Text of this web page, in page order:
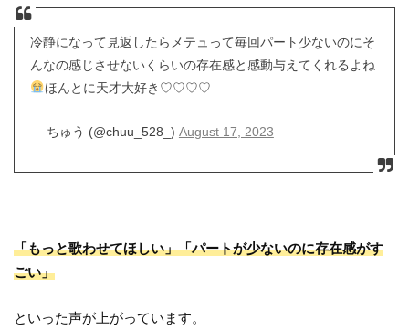
冷静になって見返したらメテュって毎回パート少ないのにそ
んなの感じさせないくらいの存在感と感動与えてくれるよね
ほんとに天才大好き♡♡♡♡
— ちゅう (@chuu_528_) August 17, 2023
「もっと歌わせてほしい」「パートが少ないのに存在感がす
ごい」
といった声が上がっています。